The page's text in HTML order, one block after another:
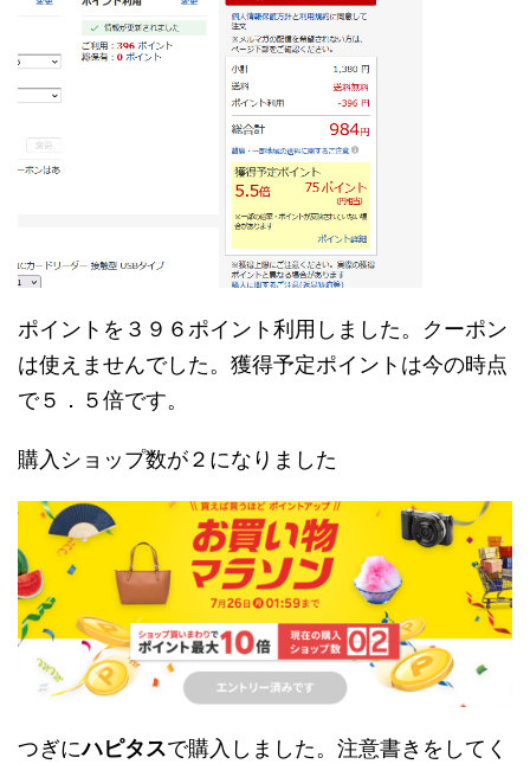
ポイントを３９６ポイント利用しました。クーポン
は使えませんでした。獲得予定ポイントは今の時点
で５．５倍です。
購入ショップ数が２になりました
つぎにハピタスで購入しました。注意書きをしてく